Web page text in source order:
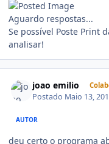
Aguardo respostas...
Se possível Poste Print
analisar!
joao emilio
Postado Maio 13,
AUTOR
deu certo o programa